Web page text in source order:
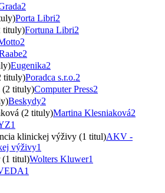
2
Porta Libri2
tituly)Fortuna Libri2
2
2
Eugenika2
tituly)Poradca s.r.o.2
(2 tituly)Computer Press2
Beskydy2
(2 tituly)Martina Klesniaková2
1
klinickej výživy (1 titul)AKV -
výživy1
(1 titul)Wolters Kluwer1
1